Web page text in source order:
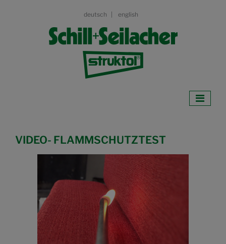
deutsch english
VIDEO- FLAMMSCHUTZTEST